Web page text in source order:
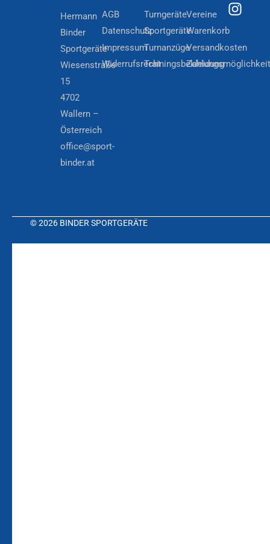
Hermann
Binder
Sportgeräte
Wiesenstraße
15
4702
Wallern –
Österreich
office@sport-
binder.at
AGB
Datenschutz
Impressum
Widerrufsrecht
Turngeräte
Sportgeräte
Turnanzüge
Trainingsbekleidung
Vereine
Warenkorb
Versandkosten
© 2026 BINDER SPORTGERÄTE